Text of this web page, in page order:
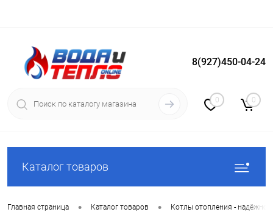
Вход Регистрация
8(927)450-04-24
0 0
Каталог товаров
Главная страница • Каталог товаров • Котлы отопления -